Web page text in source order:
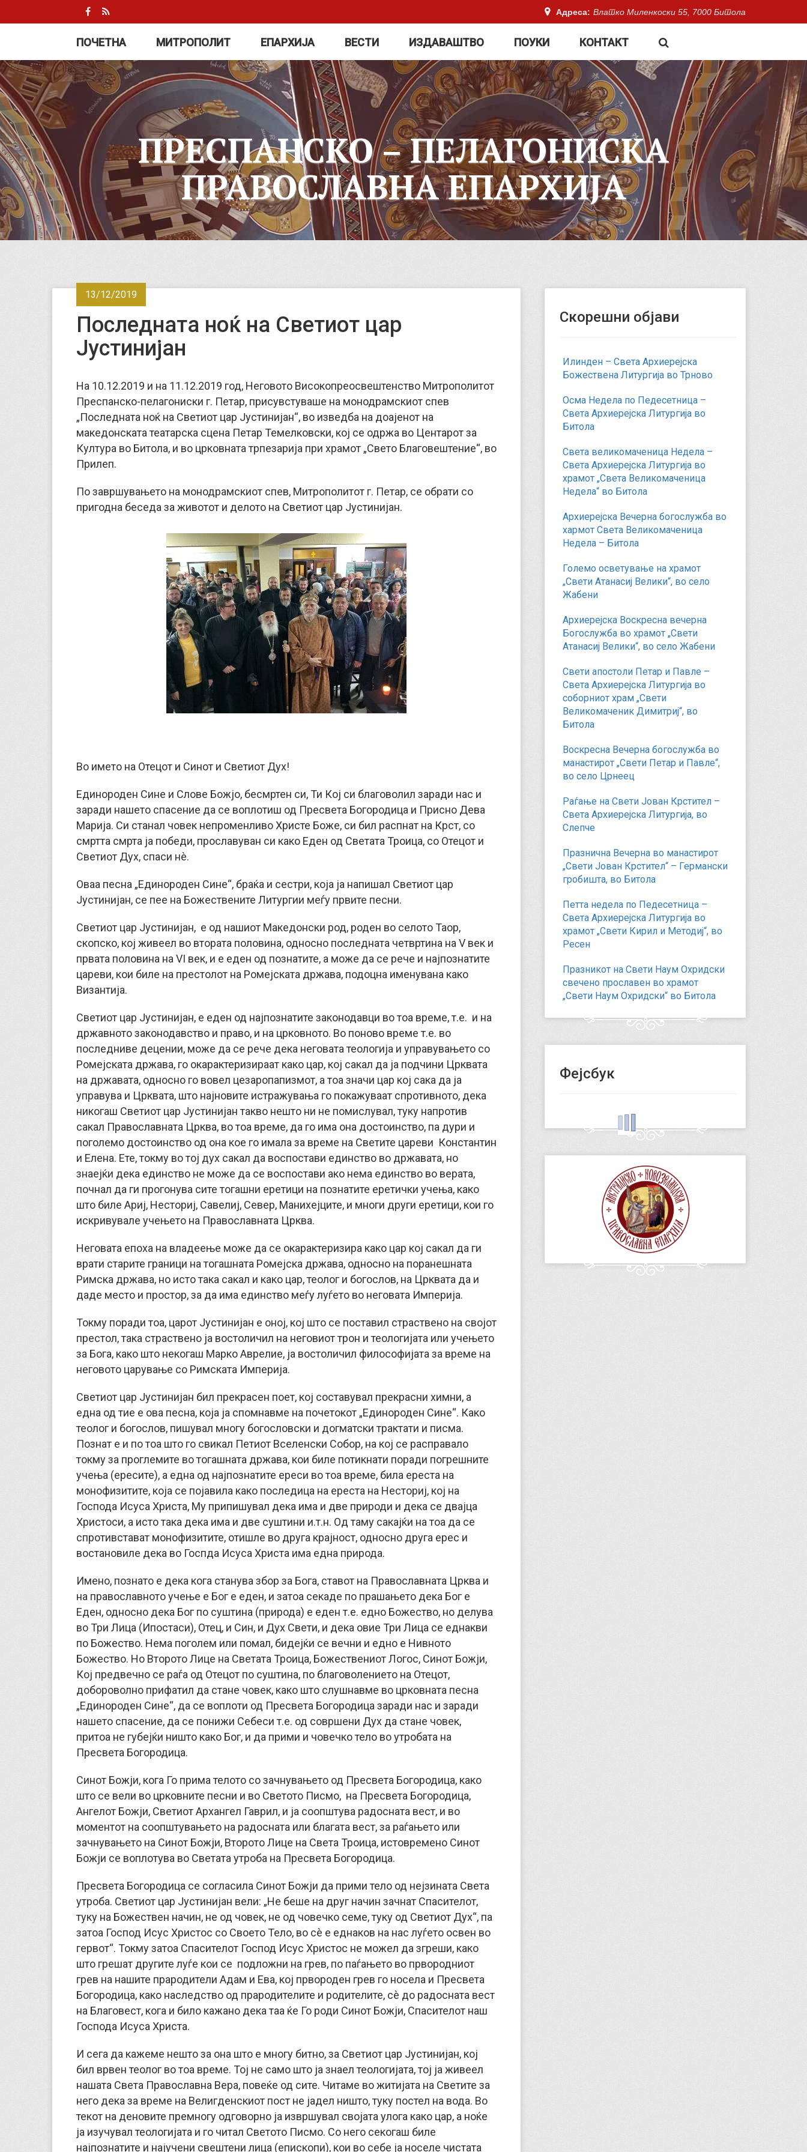
Адреса: Влатко Миленкоски 55, 7000 Битола
ПОЧЕТНА МИТРОПОЛИТ ЕПАРХИЈА ВЕСТИ ИЗДАВАШТВО ПОУКИ КОНТАКТ
ПРЕСПАНСКО – ПЕЛАГОНИСКА
ПРАВОСЛАВНА ЕПАРХИЈА
13/12/2019
Последната ноќ на Светиот цар
Јустинијан
На 10.12.2019 и на 11.12.2019 год, Неговото Високопреосвештенство Митрополитот
Преспанско-пелагониски г. Петар, присувстуваше на монодрамскиот спев
„Последната ноќ на Светиот цар Јустинијан“, во изведба на доајенот на
македонската театарска сцена Петар Темелковски, кој се одржа во Центарот за
Култура во Битола, и во црковната трпезарија при храмот „Свето Благовештение“, во
Прилеп.
По завршувањето на монодрамскиот спев, Митрополитот г. Петар, се обрати со
пригодна беседа за животот и делото на Светиот цар Јустинијан.
Во името на Отецот и Синот и Светиот Дух!
Единороден Сине и Слове Божјо, бесмртен си, Ти Кој си благоволил заради нас и
заради нашето спасение да се воплотиш од Пресвета Богородица и Присно Дева
Марија. Си станал човек непроменливо Христе Боже, си бил распнат на Крст, со
смртта смрта ја победи, прославуван си како Еден од Светата Троица, со Отецот и
Светиот Дух, спаси нè.
Оваа песна „Единороден Сине“, браќа и сестри, која ја напишал Светиот цар
Јустинијан, се пее на Божествените Литургии меѓу првите песни.
Светиот цар Јустинијан, е од нашиот Македонски род, роден во селото Таор,
скопско, кој живеел во втората половина, односно последната четвртина на V век и
првата половина на VI век, и е еден од познатите, а може да се рече и најпознатите
цареви, кои биле на престолот на Ромејската држава, подоцна именувана како
Византија.
Светиот цар Јустинијан, е еден од најпознатите законодавци во тоа време, т.е. и на
државното законодавство и право, и на црковното. Во поново време т.е. во
последниве децении, може да се рече дека неговата теологија и управувањето со
Ромејската држава, го окарактеризираат како цар, кој сакал да ја подчини Црквата
на државата, односно го вовел цезаропапизмот, а тоа значи цар кој сака да ја
управува и Црквата, што најновите истражувања го покажуваат спротивното, дека
никогаш Светиот цар Јустинијан такво нешто ни не помислувал, туку напротив
сакал Православната Црква, во тоа време, да го има она достоинство, па дури и
поголемо достоинство од она кое го имала за време на Светите цареви Константин
и Елена. Ете, токму во тој дух сакал да воспостави единство во државата, но
знаејќи дека единство не може да се воспостави ако нема единство во верата,
почнал да ги прогонува сите тогашни еретици на познатите еретички учења, како
што биле Ариј, Несториј, Савелиј, Север, Манихејците, и многи други еретици, кои го
искривувале учењето на Православната Црква.
Неговата епоха на владеење може да се окарактеризира како цар кој сакал да ги
врати старите граници на тогашната Ромејска држава, односно на поранешната
Римска држава, но исто така сакал и како цар, теолог и богослов, на Црквата да и
даде место и простор, за да има единство меѓу луѓето во неговата Империја.
Токму поради тоа, царот Јустинијан е оној, кој што се поставил страствено на својот
престол, така страствено ја востоличил на неговиот трон и теологијата или учењето
за Бога, како што некогаш Марко Аврелие, ја востоличил философијата за време на
неговото царување со Римската Империја.
Светиот цар Јустинијан бил прекрасен поет, кој составувал прекрасни химни, а
една од тие е ова песна, која ја спомнавме на почетокот „Единороден Сине“. Како
теолог и богослов, пишувал многу богословски и догматски трактати и писма.
Познат е и по тоа што го свикал Петиот Вселенски Собор, на кој се расправало
токму за проглемите во тогашната држава, кои биле потикнати поради погрешните
учења (ересите), а една од најпознатите ереси во тоа време, била ереста на
монофизитите, која се појавила како последица на ереста на Несториј, кој на
Господа Исуса Христа, Му припишувал дека има и две природи и дека се двајца
Христоси, а исто така дека има и две суштини и.т.н. Од таму сакајќи на тоа да се
спротивстават монофизитите, отишле во друга крајност, односно друга ерес и
востановиле дека во Госпда Исуса Христа има една природа.
Имено, познато е дека кога станува збор за Бога, ставот на Православната Црква и
на православното учење е Бог е еден, и затоа секаде по прашањето дека Бог е
Еден, односно дека Бог по суштина (природа) е еден т.е. едно Божество, но делува
во Три Лица (Ипостаси), Отец, и Син, и Дух Свети, и дека овие Три Лица се еднакви
по Божество. Нема поголем или помал, бидејќи се вечни и едно е Нивното
Божество. Но Второто Лице на Светата Троица, Божествениот Логос, Синот Божји,
Кој предвечно се раѓа од Отецот по суштина, по благоволението на Отецот,
добороволно прифатил да стане човек, како што слушнавме во црковната песна
„Единороден Сине“, да се воплоти од Пресвета Богородица заради нас и заради
нашето спасение, да се понижи Себеси т.е. од совршени Дух да стане човек,
притоа не губејќи ништо како Бог, и да прими и човечко тело во утробата на
Пресвета Богородица.
Синот Божји, кога Го прима телото со зачнувањето од Пресвета Богородица, како
што се вели во црковните песни и во Светото Писмо, на Пресвета Богородица,
Ангелот Божји, Светиот Архангел Гаврил, и ја соопштува радосната вест, и во
моментот на соопштувањето на радосната или благата вест, за раѓањето или
зачнувањето на Синот Божји, Второто Лице на Света Троица, истовремено Синот
Божји се воплотува во Светата утроба на Пресвета Богородица.
Пресвета Богородица се согласила Синот Божји да прими тело од нејзината Света
утроба. Светиот цар Јустинијан вели: „Не беше на друг начин зачнат Спасителот,
туку на Божествен начин, не од човек, не од човечко семе, туку од Светиот Дух“, па
затоа Господ Исус Христос со Своето Тело, во сè е еднаков на нас луѓето освен во
гервот“. Токму затоа Спасителот Господ Исус Христос не можел да згреши, како
што грешат другите луѓе кои се подложни на грев, по паѓањето во првородниот
грев на нашите прародители Адам и Ева, кој првороден грев го носела и Пресвета
Богородица, како наследство од прародителите и родителите, сè до радосната вест
на Благовест, кога и било кажано дека таа ќе Го роди Синот Божји, Спасителот наш
Господа Исуса Христа.
И сега да кажеме нешто за она што е многу битно, за Светиот цар Јустинијан, кој
бил врвен теолог во тоа време. Тој не само што ја знаел теологијата, тој ја живеел
нашата Света Православна Вера, повеќе од сите. Читаме во житијата на Светите за
него дека за време на Велигденскиот пост не јадел ништо, туку постел на вода. Во
текот на деновите премногу одговорно ја извршувал својата улога како цар, а ноќе
ја изучувал теологијата и го читал Светото Писмо. Со него секогаш биле
најпознатите и најучени свештени лица (епископи), кои во себе ја носеле чистата
Скорешни објави
Илинден – Света Архиерејска
Божествена Литургија во Трново
Осма Недела по Педесетница –
Света Архиерејска Литургија во
Битола
Света великомаченица Недела –
Света Архиерејска Литургија во
храмот „Света Великомаченица
Недела“ во Битола
Архиерејска Вечерна богослужба во
хармот Света Великомаченица
Недела – Битола
Големо осветување на храмот
„Свети Атанасиј Велики“, во село
Жабени
Архиерејска Воскресна вечерна
Богослужба во храмот „Свети
Атанасиј Велики“, во село Жабени
Свети апостоли Петар и Павле –
Света Архиерејска Литургија во
соборниот храм „Свети
Великомаченик Димитриј“, во
Битола
Воскресна Вечерна богослужба во
манастирот „Свети Петар и Павле“,
во село Црнеец
Раѓање на Свети Јован Крстител –
Света Архиерејска Литургија, во
Слепче
Празнична Вечерна во манастирот
„Свети Јован Крстител“ – Германски
гробишта, во Битола
Петта недела по Педесетница –
Света Архиерејска Литургија во
храмот „Свети Кирил и Методиј“, во
Ресен
Празникот на Свети Наум Охридски
свечено прославен во храмот
„Свети Наум Охридски“ во Битола
Фејсбук